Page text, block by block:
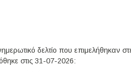
δελτίο που επιμελήθηκαν
στις 31-07-2026: